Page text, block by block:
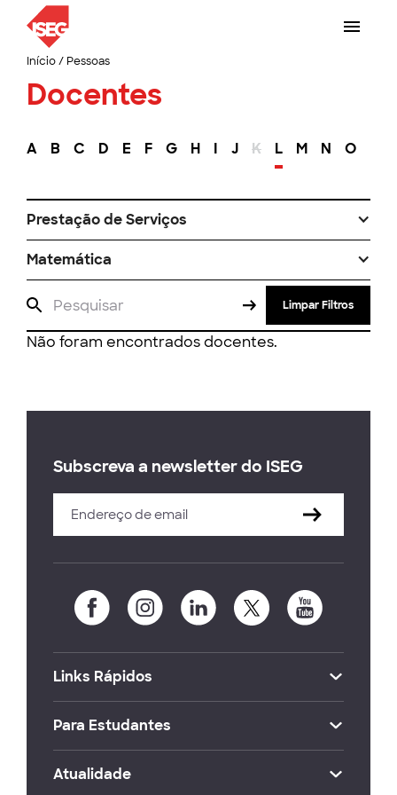
Início/ Pessoas
Docentes
A B C D E F G H I J K L M N O
Prestação de Serviços
Matemática
Limpar Filtros
Não foram encontrados docentes.
Subscreva a newsletter do ISEG
Links Rápidos
Para Estudantes
Atualidade